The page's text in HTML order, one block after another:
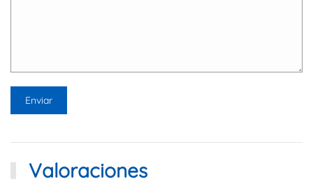
Valoraciones